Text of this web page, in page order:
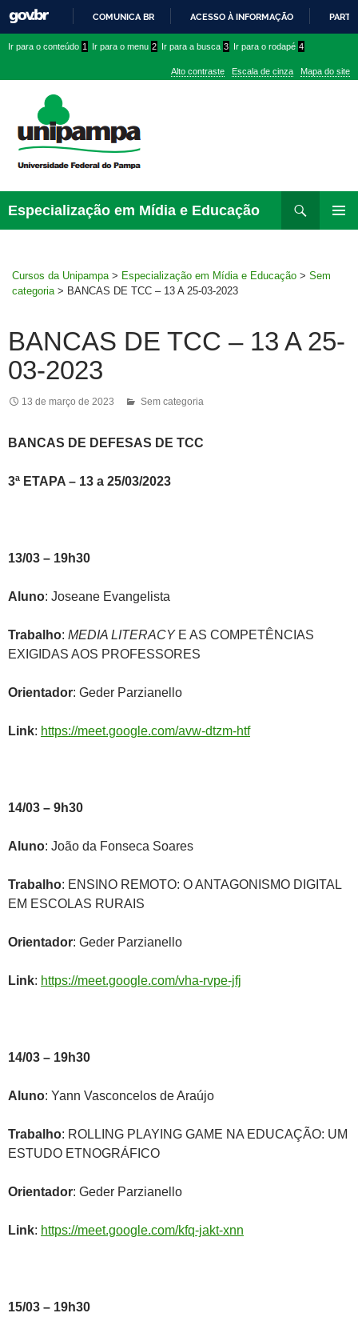
PARA
CONTEÚDO
COMUNICA BR ACESSO À INFORMAÇÃO
conteúdo
menu
superior
menu
Ir para o conteúdo 1 Ir para o menu 2 Ir para a busca 3 Ir para o rodapé 4
Alto contraste Escala de cinza Mapa do site
Especialização em Mídia e Educação
Cursos da Unipampa > Especialização em Mídia e Educação > Sem
categoria > BANCAS DE TCC – 13 A 25-03-2023
BANCAS DE TCC – 13 A 25-
03-2023
13 de março de 2023 Sem categoria
BANCAS DE DEFESAS DE TCC
3ª ETAPA – 13 a 25/03/2023
13/03 – 19h30
Aluno: Joseane Evangelista
Trabalho: MEDIA LITERACYE AS COMPETÊNCIAS
EXIGIDAS AOS PROFESSORES
Orientador: Geder Parzianello
Link: https://meet.google.com/avw-dtzm-htf
14/03 – 9h30
Aluno: João da Fonseca Soares
Trabalho: ENSINO REMOTO: O ANTAGONISMO DIGITAL
EM ESCOLAS RURAIS
Orientador: Geder Parzianello
Link: https://meet.google.com/vha-rvpe-jfj
14/03 – 19h30
Aluno: Yann Vasconcelos de Araújo
Trabalho: ROLLING PLAYING GAME NA EDUCAÇÃO: UM
ESTUDO ETNOGRÁFICO
Orientador: Geder Parzianello
Link: https://meet.google.com/kfq-jakt-xnn
15/03 – 19h30